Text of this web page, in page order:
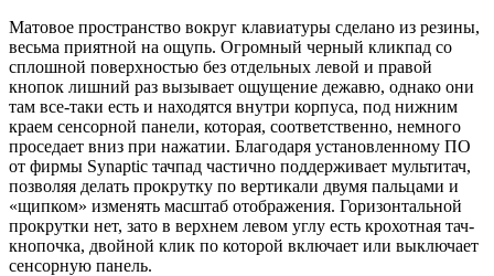
Матовое пространство вокруг клавиатуры сделано из резины,
весьма приятной на ощупь. Огромный черный кликпад со
сплошной поверхностью без отдельных левой и правой
кнопок лишний раз вызывает ощущение дежавю, однако они
там все-таки есть и находятся внутри корпуса, под нижним
краем сенсорной панели, которая, соответственно, немного
проседает вниз при нажатии. Благодаря установленному ПО
от фирмы Synaptic тачпад частично поддерживает мультитач,
позволяя делать прокрутку по вертикали двумя пальцами и
«щипком» изменять масштаб отображения. Горизонтальной
прокрутки нет, зато в верхнем левом углу есть крохотная тач-
кнопочка, двойной клик по которой включает или выключает
сенсорную панель.